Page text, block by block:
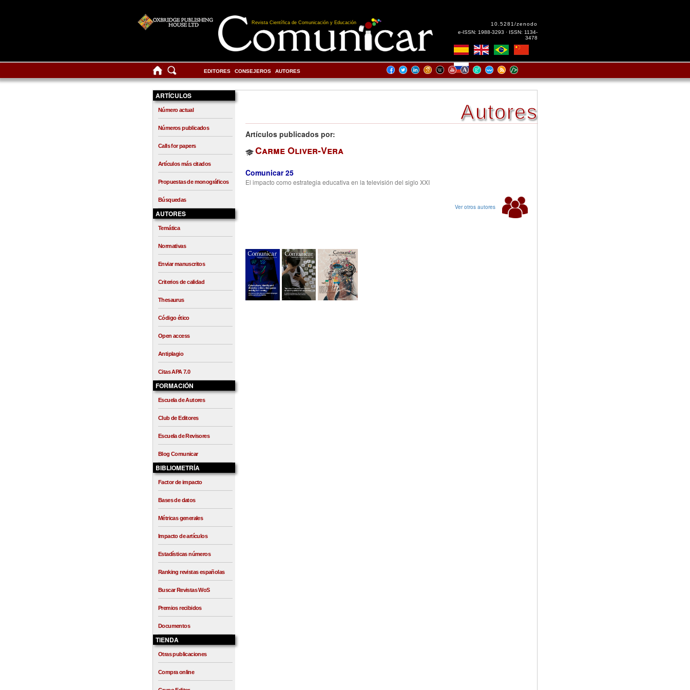
Revista Científica de Comunicación y Educación
10.5281/zenodo
e-ISSN: 1988-3293 · ISSN: 1134-
3478
EDITORES CONSEJEROS AUTORES
ARTÍCULOS
Número actual
Números publicados
Calls for papers
Artículos más citados
Propuestas de monográficos
Búsquedas
AUTORES
Temática
Normativas
Enviar manuscritos
Criterios de calidad
Thesaurus
Código ético
Open access
Antiplagio
Citas APA 7.0
FORMACIÓN
Escuela de Autores
Club de Editores
Escuela de Revisores
Blog Comunicar
BIBLIOMETRÍA
Factor de impacto
Bases de datos
Métricas generales
Impacto de artículos
Estadísticas números
Ranking revistas españolas
Buscar Revistas WoS
Premios recibidos
Documentos
TIENDA
Otras publicaciones
Compra online
Autores
Artículos publicados por:
Carme Oliver-Vera
Comunicar 25
El impacto como estrategia educativa en la televisión del siglo XXI
Ver otros autores